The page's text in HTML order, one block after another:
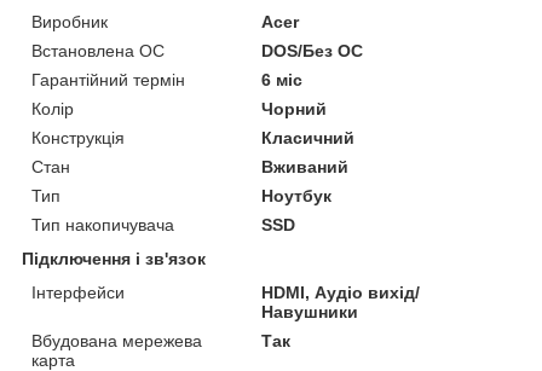
Виробник
Acer
Встановлена ОС
DOS/Без ОС
Гарантійний термін
6 міс
Колір
Чорний
Конструкція
Класичний
Стан
Вживаний
Тип
Ноутбук
Тип накопичувача
SSD
Підключення і зв'язок
Інтерфейси
HDMI, Аудіо вихід/
Навушники
Вбудована мережева
карта
Так